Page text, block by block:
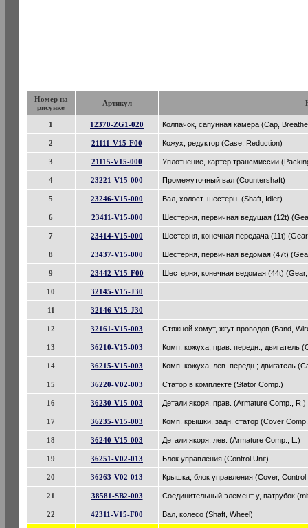
Номер на
рисунке
Артикул
1 12370-ZG1-020 Колпачок, сапунная камера (Cap,
2 21111-V15-F00 Кожух, редуктор (Case, Reduction)
3 21115-V15-000 Уплотнение, картер трансмиссии
4 23221-V15-000 Промежуточный вал (Countershaft)
5 23246-V15-000 Вал, холост. шестерн. (Shaft, Idler)
6 23411-V15-000 Шестерня, первичная ведущая (12t)
7 23414-V15-000 Шестерня, конечная передача (11t)
8 23437-V15-000 Шестерня, первичная ведомая (47t)
9 23442-V15-F00 Шестерня, конечная ведомая (44t)
10 32145-V15-J30
11 32146-V15-J30
12 32161-V15-003 Стяжной хомут, жгут проводов (Band,
13 36210-V15-003 Комп. кожуха, прав. передн.; двигатель
14 36215-V15-003 Комп. кожуха, лев. передн.; двигатель
15 36220-V02-003 Статор в комплекте (Stator Comp.)
16 36230-V15-003 Детали якоря, прав. (Armature Comp., R.)
17 36235-V15-003 Комп. крышки, задн. статор (Cover
18 36240-V15-003 Детали якоря, лев. (Armature Comp., L.)
19 36251-V02-013 Блок управления (Control Unit)
20 36263-V02-013 Крышка, блок управления (Cover, Control
21 38581-SB2-003 Соединительный элемент y, патрубок
22 42311-V15-F00 Вал, колесо (Shaft, Wheel)